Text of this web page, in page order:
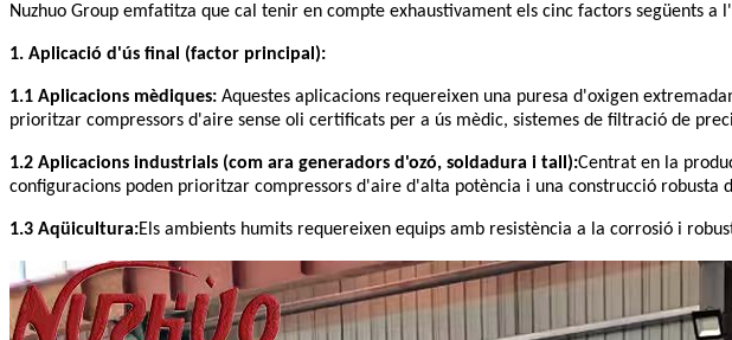
Nuzhuo Group emfatitza que cal tenir en compte exhaustivament els cinc factors següents a
1. Aplicació d'ús final (factor principal):
1.1 Aplicacions mèdiques: Aquestes aplicacions requereixen una puresa d'oxigen
prioritzar compressors d'aire sense oli certificats per a ús mèdic, sistemes de filtració de
1.2 Aplicacions industrials (com ara generadors d'ozó, soldadura i tall):Centrat en la
configuracions poden prioritzar compressors d'aire d'alta potència i una construcció robusta
1.3 Aqüicultura:Els ambients humits requereixen equips amb resistència a la corrosió i